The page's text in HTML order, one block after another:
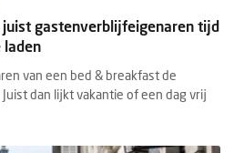
juist gastenverblijfeigenaren tijd
laden
van een bed & breakfast de
dan lijkt vakantie of een dag vrij